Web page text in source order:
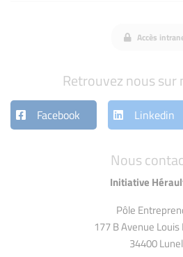
Nous
Initiative
Pôle
177 B Avenue
34400 Lunel
Accès
Retrouvez nous sur
Facebook Linkedin